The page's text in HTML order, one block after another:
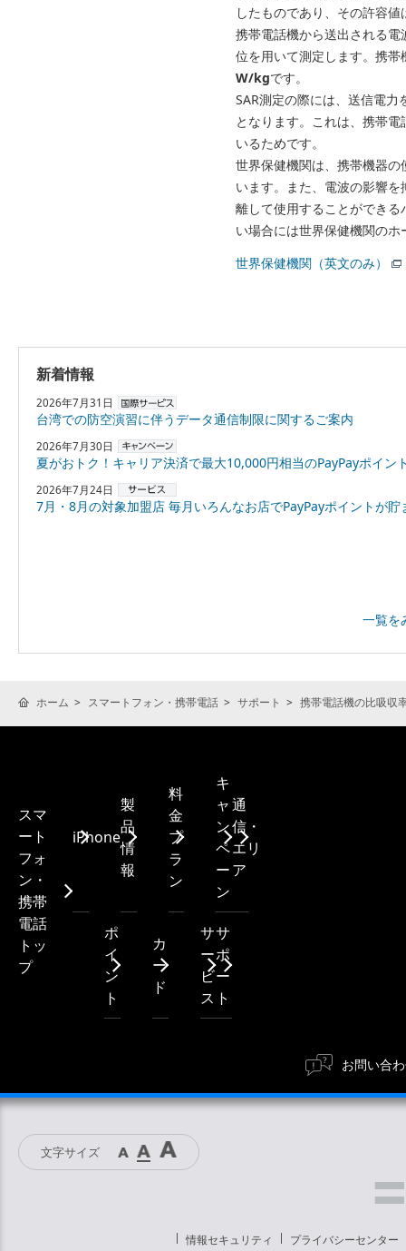
したものであり、その許容
携帯電話機から送出される
位を用いて測定します。携
W/kgです。
SAR測定の際には、送信電
となります。これは、携帯
いるためです。
世界保健機関は、携帯機器
います。また、電波の影響
離して使用することができ
い場合には世界保健機関の
世界保健機関（英文のみ）
新着情報
2026年7月31日
台湾での防空演習に伴うデータ通信制限に関するご案内
2026年7月30日
夏がおトク！キャリア決済で最大10,000円相当のPayPayポイントプレゼント
2026年7月24日
7月・8月の対象加盟店 毎月いろんなお店でPayPayポイントが貯まる！「スーパーPayPayクーポ
一覧を
ホーム スマートフォン・携帯電話 サポート 携帯電話機の比吸収
スマ
ート
フォ
ン・
携帯
電話
トッ
プ
iPhone
製
品
情
報
料
金
プ
ラ
ン
キ
ャ
ン
ペ
ー
ン
通
信・
エリ
ア
ポ
イ
ン
ト
カ
ー
ド
サ
ー
ビ
ス
サ
ポ
ー
ト
お問い合
文字サイズ
情報セキュリティ プライバシーセンター